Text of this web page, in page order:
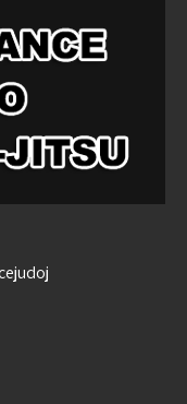
jitsu